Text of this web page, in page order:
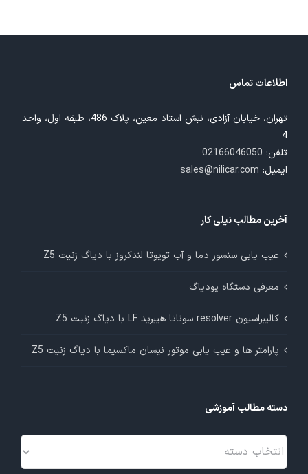
اطلاعات تماس
تهران، خیابان آزادی، نبش استاد معین، پلاک 486، طبقه اول، واحد
4
تلفن: 02166046050
ایمیل: sales@nilicar.com
آخرین مطالب نیلی کار
عیب یابی سنسور دما و آب تویوتا لندکروز با دیاگ زنیت Z5
معرفی دستگاه یودیاگ
کالیبراسیون resolver سوناتا هیبرید LF با دیاگ زنیت Z5
پارامتر ها و عیب یابی موتور نیسان ماکسیما با دیاگ زنیت Z5
دسته مطالب آموزشی
دسته
مطالب